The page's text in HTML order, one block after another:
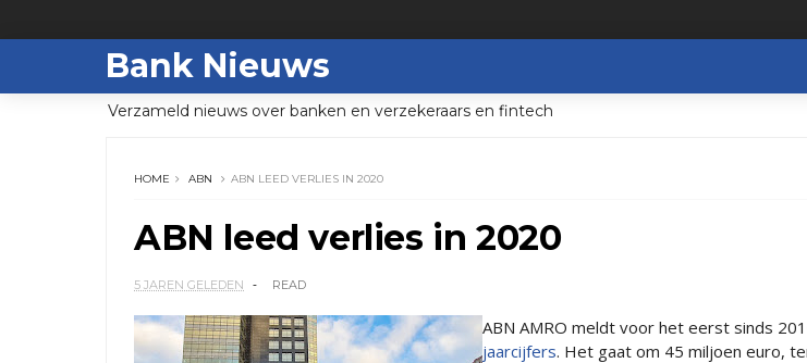
Bank Nieuws
Verzameld nieuws over banken en verzekeraars en fintech
HOME ABN ABN LEED VERLIES IN 2020
ABN leed verlies in 2020
5 JAREN GELEDEN READ
ABN AMRO meldt voor het eerst sinds
jaarcijfers. Het gaat om 45 miljoen euro,